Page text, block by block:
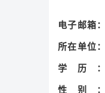
电子邮箱：
所在单位：
学历：
性别：